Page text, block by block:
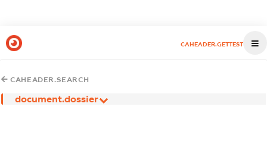
CAHEADER.GETTEST
CAHEADER.SEARCH
document.dossier